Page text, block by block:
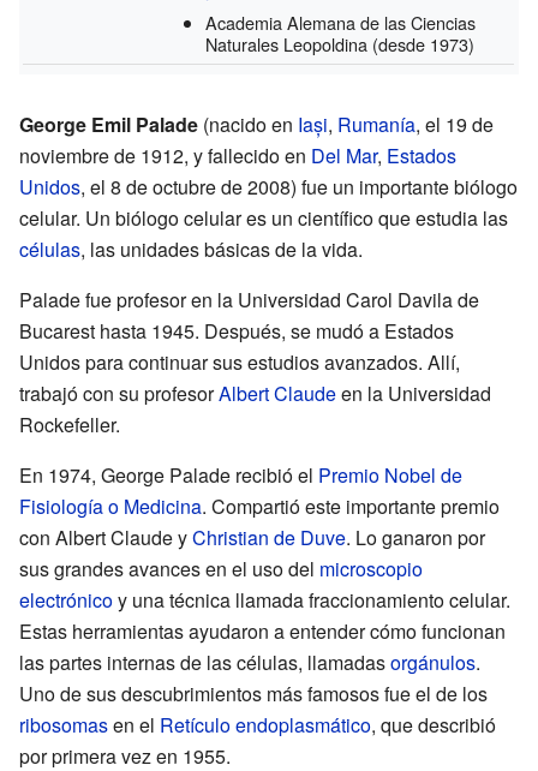
Academia Alemana de las Ciencias
Naturales Leopoldina (desde 1973)
George Emil Palade (nacido en Iași, Rumanía, el 19 de
noviembre de 1912, y fallecido en Del Mar, Estados
Unidos, el 8 de octubre de 2008) fue un importante biólogo
celular. Un biólogo celular es un científico que estudia las
células, las unidades básicas de la vida.
Palade fue profesor en la Universidad Carol Davila de
Bucarest hasta 1945. Después, se mudó a Estados
Unidos para continuar sus estudios avanzados. Allí,
trabajó con su profesorAlbert Claudeen la Universidad
Rockefeller.
En 1974, George Palade recibió el Premio Nobel de
Fisiología o Medicina. Compartió este importante premio
con Albert Claude yChristian de Duve. Lo ganaron por
sus grandes avances en el uso del microscopio
electrónicoy una técnica llamada fraccionamiento celular.
Estas herramientas ayudaron a entender cómo funcionan
las partes internas de las células, llamadasorgánulos.
Uno de sus descubrimientos más famosos fue el de los
ribosomasen el Retículo endoplasmático, que describió
por primera vez en 1955.